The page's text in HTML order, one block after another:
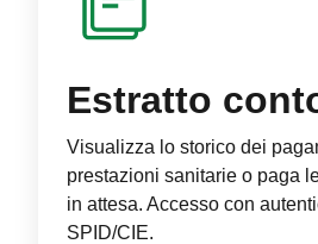
Estratto
Visualizza lo storico dei
prestazioni sanitarie o paga
in attesa. Accesso con
SPID/CIE.